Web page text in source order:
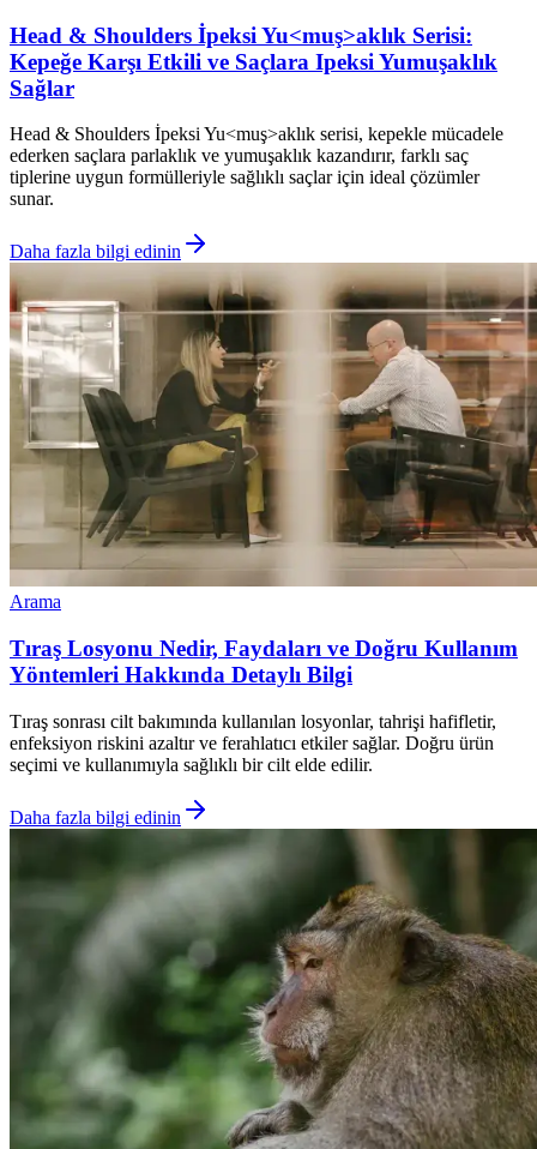
Head & Shoulders İpeksi Yu<muş>aklık Serisi:
Kepeğe Karşı Etkili ve Saçlara Ipeksi Yumuşaklık
Sağlar
Head & Shoulders İpeksi Yu<muş>aklık serisi, kepekle mücadele
ederken saçlara parlaklık ve yumuşaklık kazandırır, farklı saç
tiplerine uygun formülleriyle sağlıklı saçlar için ideal çözümler
sunar.
Daha fazla bilgi edinin
Arama
Tıraş Losyonu Nedir, Faydaları ve Doğru Kullanım
Yöntemleri Hakkında Detaylı Bilgi
Tıraş sonrası cilt bakımında kullanılan losyonlar, tahrişi hafifletir,
enfeksiyon riskini azaltır ve ferahlatıcı etkiler sağlar. Doğru ürün
seçimi ve kullanımıyla sağlıklı bir cilt elde edilir.
Daha fazla bilgi edinin